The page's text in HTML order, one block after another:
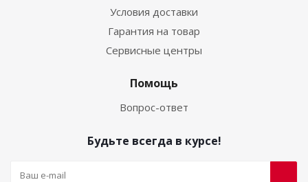
Условия доставки
Гарантия на товар
Сервисные центры
Помощь
Вопрос-ответ
Будьте всегда в курсе!